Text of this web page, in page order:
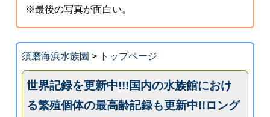
※最後の写真が面白い。
須磨海浜水族園 > トップページ
世界記録を更新中!!!国内の水族館におけ
る繁殖個体の最高齢記録も更新中!!ロング